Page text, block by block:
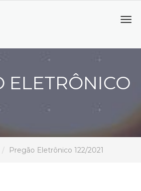
ELETRÔNICO
Pregão Eletrônico 122/2021